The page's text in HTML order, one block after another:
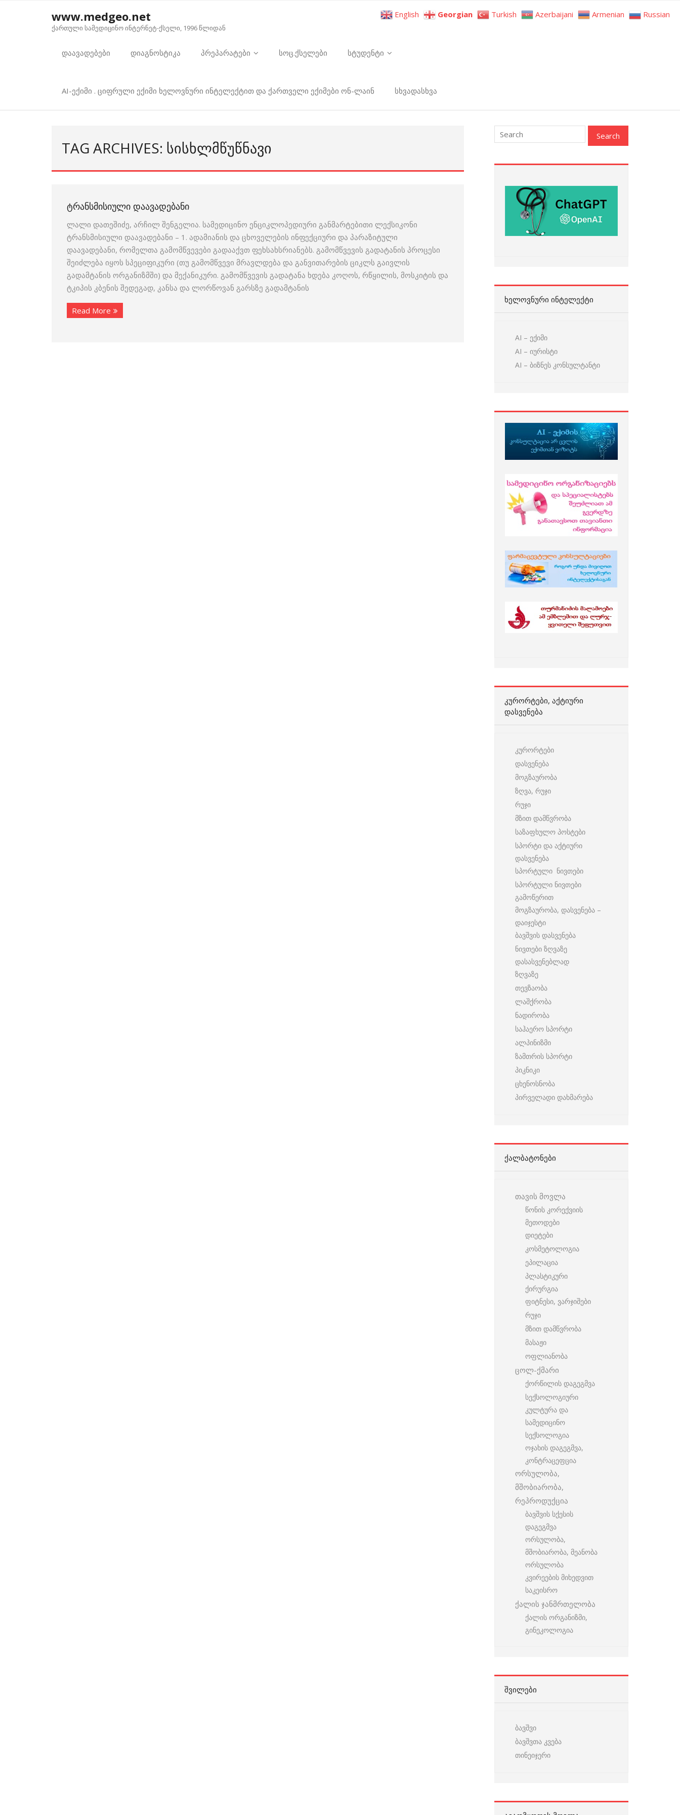
www.medgeo.net
ქართული სამედიცინო ინტერნეტ-ქსელი, 1996 წლიდან
დაავადებები დიაგნოსტიკა პრეპარატები სოც.ქსელები სტუდენტი
AI-ექიმი . ციფრული ექიმი ხელოვნური ინტელექტით და ქართველი ექიმები ონ-ლაინ სხვადასხვა
TAG ARCHIVES: ᲡᲘᲡᲮᲚᲛᲬᲣᲬᲜᲐᲕᲘ
ᲢᲠᲐᲜᲡᲛᲘᲡᲘᲣᲚᲘ ᲓᲐᲐᲕᲐᲓᲔᲑᲐᲜᲘ
ლალი დათეშიძე, არჩილ შენგელია. სამედიცინო ენციკლოპედიური განმარტებითი ლექსიკონი
ტრანსმისიული დაავადებანი – 1. ადამიანის და ცხოველების ინფექციური და პარაზიტული
დაავადებანი, რომელთა გამომწვევები გადააქვთ ფეხსახსრიანებს. გამომწვევის გადატანის პროცესი
შეიძლება იყოს სპეციფიკური (თუ გამომწვევი მრავლდება და განვითარების ციკლს გაივლის
გადამტანის ორგანიზმში) და მექანიკური. გამომწვევის გადატანა ხდება კოღოს, რწყილის, მოსკიტის და
ტკიპის კბენის შედეგად, კანსა და ლორწოვან გარსზე გადამტანის
Read More
ᲮᲔᲚᲝᲕᲜᲣᲠᲘ ᲘᲜᲢᲔᲚᲔᲥᲢᲘ
AI – ექიმი
AI – იურისტი
AI – ბიზნეს კონსულტანტი
ᲙᲣᲠᲝᲠᲢᲔᲑᲘ, ᲐᲥᲢᲘᲣᲠᲘ
ᲓᲐᲡᲕᲔᲜᲔᲑᲐ
კურორტები
დასვენება
მოგზაურობა
ზღვა, რუჯი
რუჯი
მზით დამწვრობა
საზაფხულო პოსტები
სპორტი და აქტიური
დასვენება
სპორტული ნივთები
სპორტული ნივთები
გამოწერით
მოგზაურობა, დასვენება –
დაიჯესტი
ბავშვის დასვენება
ნივთები ზღვაზე
დასასვენებლად
ზღვაზე
თევზაობა
ლაშქრობა
ნადირობა
საჰაერო სპორტი
ალპინიზმი
ზამთრის სპორტი
პიკნიკი
ცხენოსნობა
პირველადი დახმარება
ᲥᲐᲚᲑᲐᲢᲝᲜᲔᲑᲘ
თავის მოვლა
წონის კორექვიის
მეთოდები
დიეტები
კოსმეტოლოგია
ეპილაცია
პლასტიკური
ქირურგია
ფიტნესი, ვარჯიშები
რუჯი
მზით დამწვრობა
მასაჟი
ოფლიანობა
ცოლ-ქმარი
ქორწილის დაგეგმვა
სექსოლოგიური
კულტურა და
სამედიცინო
სექსოლოგია
ოჯახის დაგეგმვა,
კონტრაცეფცია
ორსულობა,
მშობიარობა,
რეპროდუქცია
ბავშვის სქესის
დაგეგმვა
ორსულობა,
მშობიარობა, მეანობა
ორსულობა
კვირეების მიხედვით
საკეისრო
ქალის ჯანმრთელობა
ქალის ორგანიზმი,
გინეკოლოგია
ᲨᲕᲘᲚᲔᲑᲘ
ბავშვი
ბავშვთა კვება
თინეიჯერი
English Georgian Turkish Azerbaijani Armenian Russian